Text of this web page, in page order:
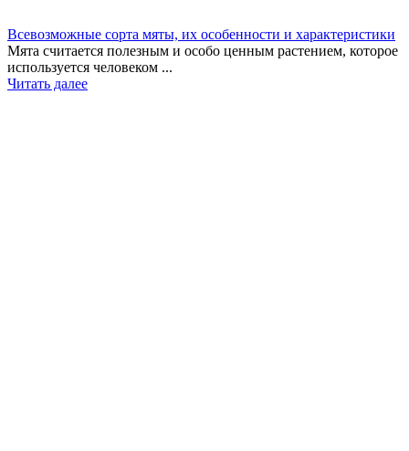
Всевозможные сорта мяты, их особенности и характеристики
Мята считается полезным и особо ценным растением, которое
используется человеком ...
Читать далее